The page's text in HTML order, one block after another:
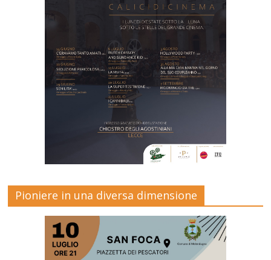
Pioniere in una diversa dimensione